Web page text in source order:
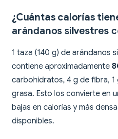
¿Cuántas calorías
arándanos silvestres
1 taza (140 g) de arándanos
contiene aproximadamente
carbohidratos, 4 g de fibra,
grasa. Esto los convierte en
bajas en calorías y más
disponibles.